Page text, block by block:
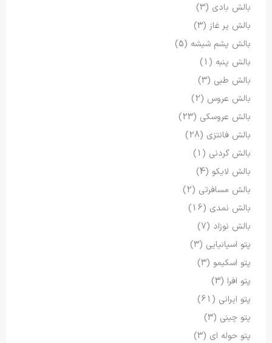
بالش بادی (3)
بالش پر غاز (3)
بالش پشم شیشه (5)
بالش پنبه (1)
بالش طبی (3)
بالش عروس (2)
بالش عروسکی (23)
بالش فانتزی (28)
بالش گردنی (1)
بالش لایکو (4)
بالش مسافرتی (2)
بالش نمدی (16)
بالش نوزاد (7)
پتو اسپانیایی (3)
پتو اسکیمو (3)
پتو افرا (3)
پتو ایرانی (61)
پتو چینی (3)
پتو حوله ای (3)